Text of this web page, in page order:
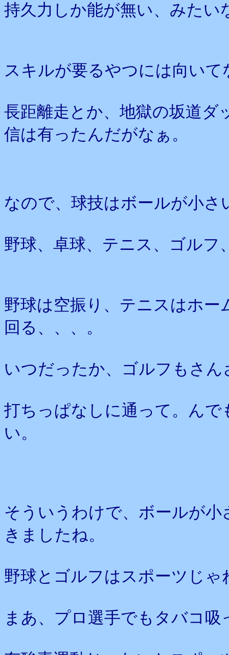
持久力しか能が無い、みたい
スキルが要るやつには向いて
長距離走とか、地獄の坂道
信は有ったんだがなぁ。
なので、球技はボールが小さ
野球、卓球、テニス、ゴルフ
野球は空振り、テニスはホ
回る、、、。
いつだったか、ゴルフもさ
打ちっぱなしに通って。ん
い。
そういうわけで、ボールが
きましたね。
野球とゴルフはスポーツじゃ
まあ、プロ選手でもタバコ